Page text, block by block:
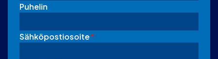
Puhelin
Sähköpostiosoite*